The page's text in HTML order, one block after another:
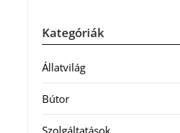
Kategóriák
Állatvilág
Bútor
Szolgáltatások